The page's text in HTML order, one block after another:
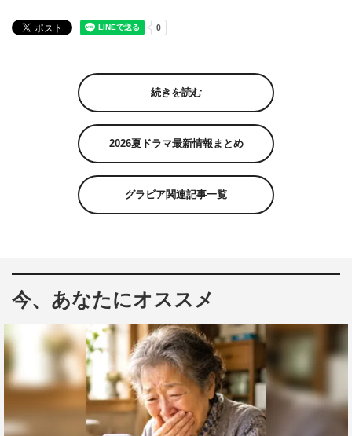
続きを読む
2026夏ドラマ最新情報まとめ
グラビア関連記事一覧
今、あなたにオススメ